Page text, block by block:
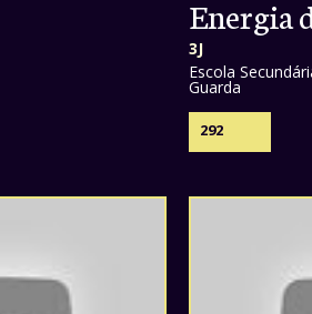
Energia
3J
Escola
Guarda
292